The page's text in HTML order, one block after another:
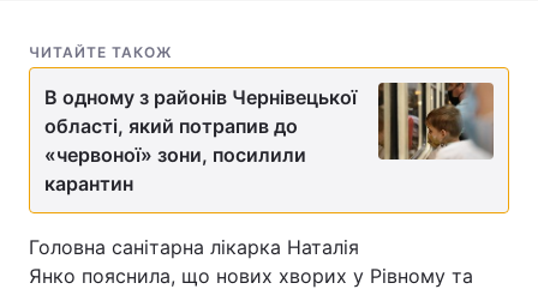
Тема оформлення
ЧИТАЙТЕ ТАКОЖ
В одному з районів Чернівецької
області, який потрапив до
«червоної» зони, посилили
карантин
Головна санітарна лікарка Наталія
Янко пояснила, що нових хворих у Рівному та